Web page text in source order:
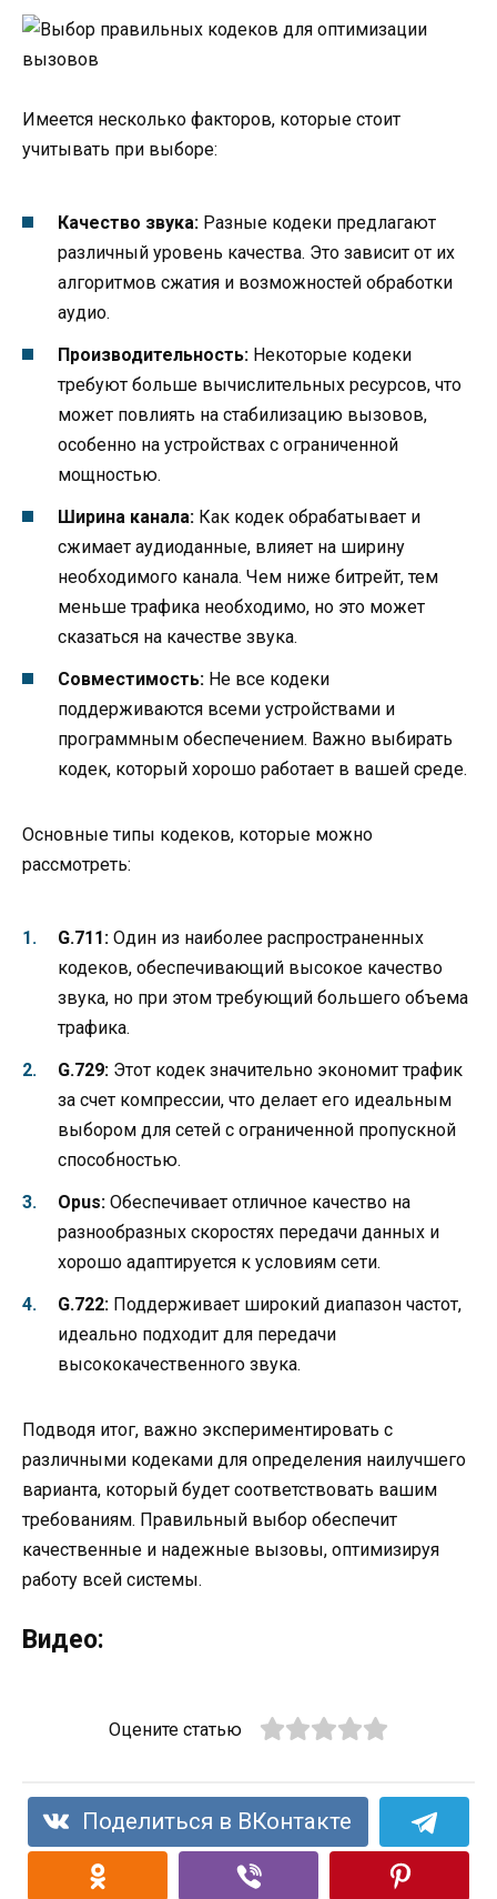
Имеется несколько факторов, которые стоит
учитывать при выборе:
Качество звука: Разные кодеки предлагают
различный уровень качества. Это зависит от их
алгоритмов сжатия и возможностей обработки
аудио.
Производительность: Некоторые кодеки
требуют больше вычислительных ресурсов, что
может повлиять на стабилизацию вызовов,
особенно на устройствах с ограниченной
мощностью.
Ширина канала: Как кодек обрабатывает и
сжимает аудиоданные, влияет на ширину
необходимого канала. Чем ниже битрейт, тем
меньше трафика необходимо, но это может
сказаться на качестве звука.
Совместимость: Не все кодеки
поддерживаются всеми устройствами и
программным обеспечением. Важно выбирать
кодек, который хорошо работает в вашей среде.
Основные типы кодеков, которые можно
рассмотреть:
G.711: Один из наиболее распространенных
кодеков, обеспечивающий высокое качество
звука, но при этом требующий большего объема
трафика.
G.729: Этот кодек значительно экономит трафик
за счет компрессии, что делает его идеальным
выбором для сетей с ограниченной пропускной
способностью.
Opus: Обеспечивает отличное качество на
разнообразных скоростях передачи данных и
хорошо адаптируется к условиям сети.
G.722: Поддерживает широкий диапазон частот,
идеально подходит для передачи
высококачественного звука.
Подводя итог, важно экспериментировать с
различными кодеками для определения наилучшего
варианта, который будет соответствовать вашим
требованиям. Правильный выбор обеспечит
качественные и надежные вызовы, оптимизируя
работу всей системы.
Видео:
Оцените статью
Поделиться в ВКонтакте